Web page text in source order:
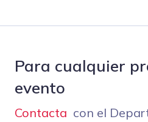
Para cualquier
evento
Contacta con el